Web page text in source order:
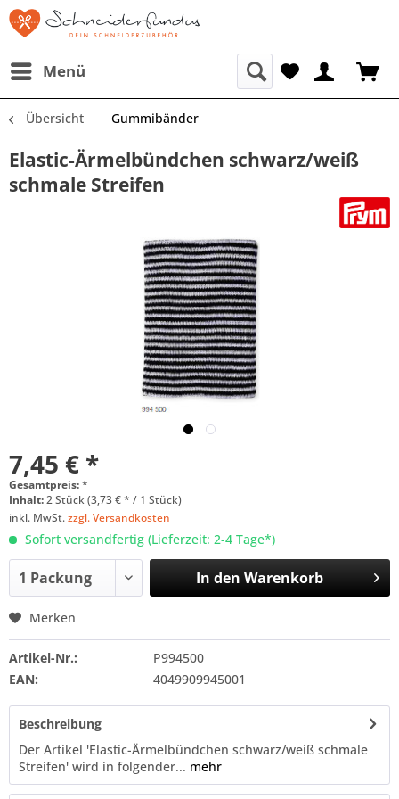
Menü
Übersicht Gummibänder
Elastic-Ärmelbündchen schwarz/weiß
schmale Streifen
7,45 € *
Gesamtpreis:*
Inhalt:2 Stück (3,73 € * / 1 Stück)
inkl. MwSt.zzgl. Versandkosten
Sofort versandfertig (Lieferzeit: 2-4 Tage*)
In den Warenkorb
Merken
Artikel-Nr.:
P994500
EAN:
4049909945001
Beschreibung
Der Artikel 'Elastic-Ärmelbündchen schwarz/weiß schmale
Streifen' wird in folgender... mehr